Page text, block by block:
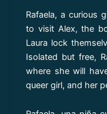
Rafaela, a curious
to visit Alex, the
Laura lock
Isolated but free,
where she will
queer girl, and her